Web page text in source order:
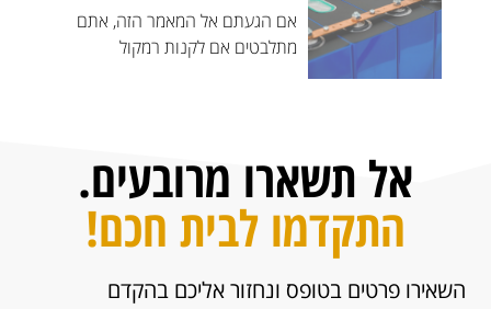
אם הגעתם אל המאמר הזה, אתם
מתלבטים אם לקנות רמקול
אל תשארו מרובעים.
התקדמו לבית חכם!
השאירו פרטים בטופס ונחזור אליכם בהקדם